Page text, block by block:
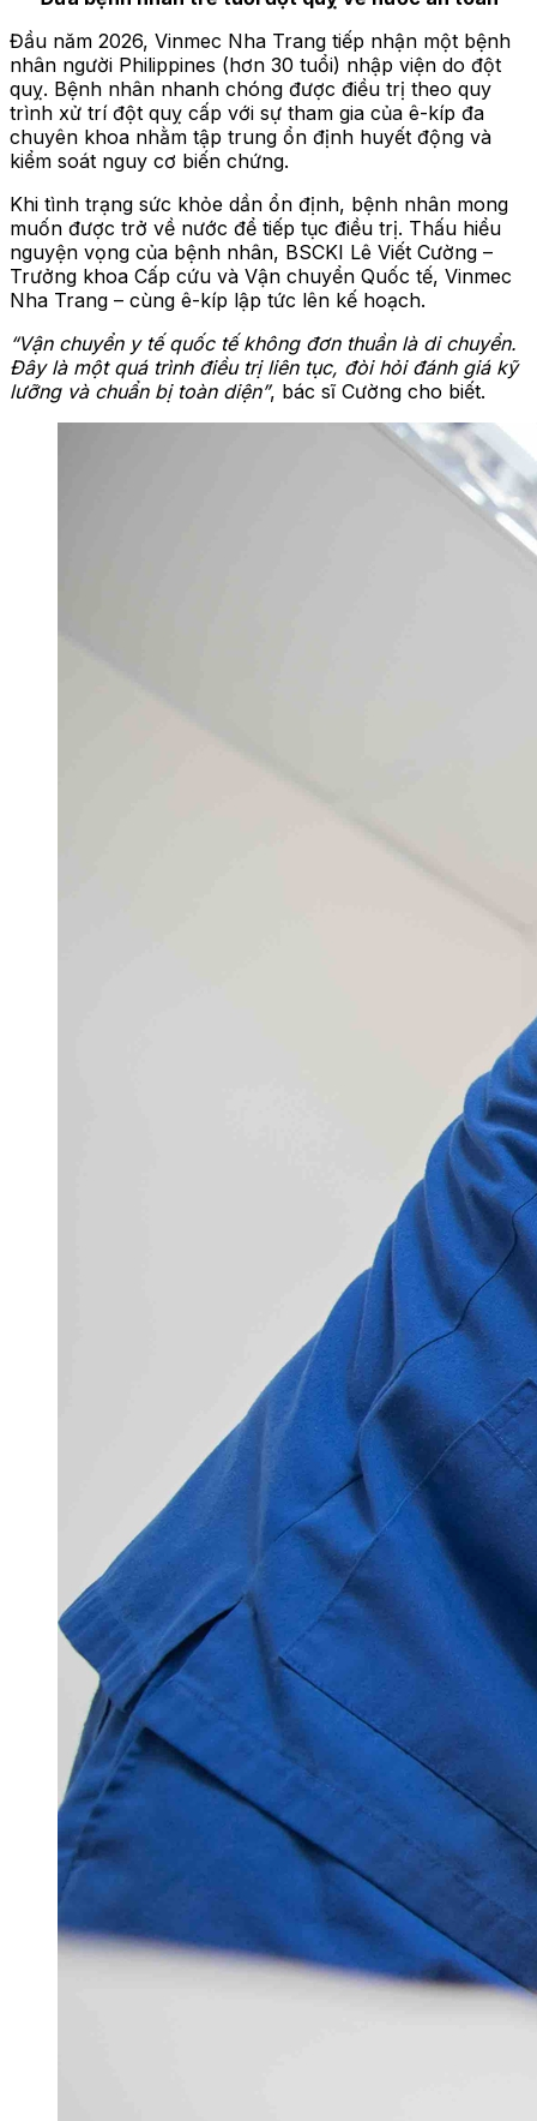
Đầu năm 2026, Vinmec Nha Trang tiếp nhận một bệnh
nhân người Philippines (hơn 30 tuổi) nhập viện do đột
quỵ. Bệnh nhân nhanh chóng được điều trị theo quy
trình xử trí đột quỵ cấp với sự tham gia của ê-kíp đa
chuyên khoa nhằm tập trung ổn định huyết động và
kiểm soát nguy cơ biến chứng.
Khi tình trạng sức khỏe dần ổn định, bệnh nhân mong
muốn được trở về nước để tiếp tục điều trị. Thấu hiểu
nguyện vọng của bệnh nhân, BSCKI Lê Viết Cường –
Trưởng khoa Cấp cứu và Vận chuyển Quốc tế, Vinmec
Nha Trang – cùng ê-kíp lập tức lên kế hoạch.
“Vận chuyển y tế quốc tế không đơn thuần là di chuyển.
Đây là một quá trình điều trị liên tục, đòi hỏi đánh giá kỹ
lưỡng và chuẩn bị toàn diện”, bác sĩ Cường cho biết.